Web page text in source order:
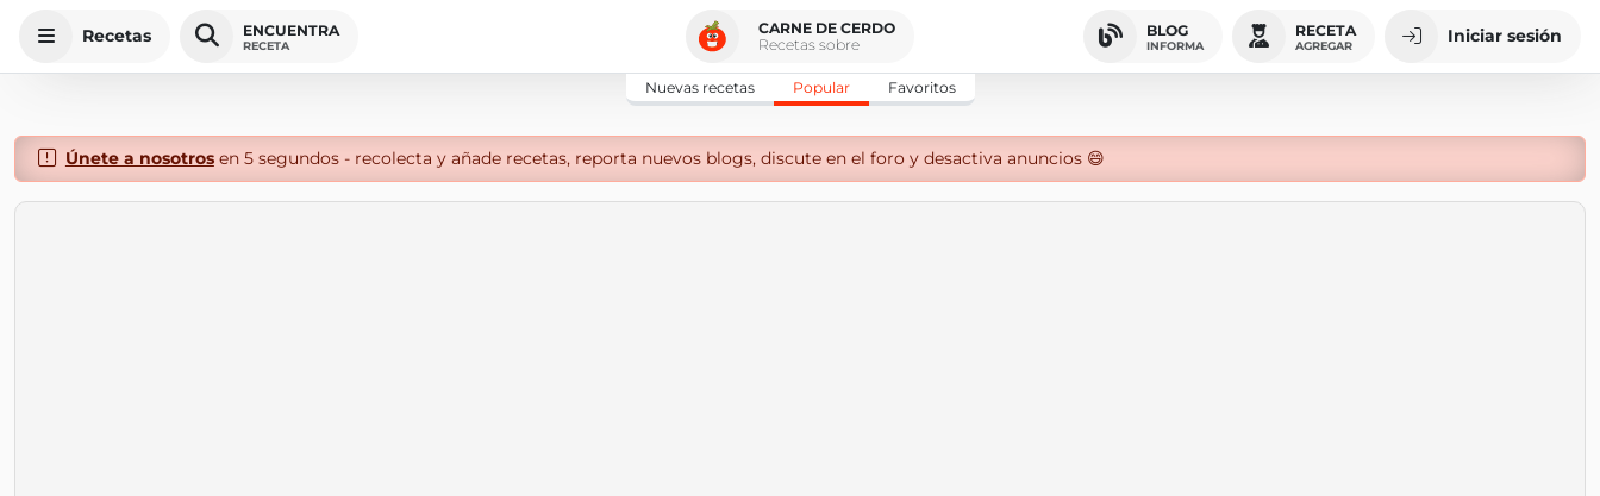
Recetas ENCUENTRA
RECETA
CARNE DE CERDO
Recetas sobre
BLOG
INFORMA
RECETA
AGREGAR Iniciar sesión
Nuevas recetas Popular Favoritos
Únete a nosotrosen 5 segundos - recolecta y añade recetas, reporta nuevos blogs, discute en el foro y desactiva anuncios 😄